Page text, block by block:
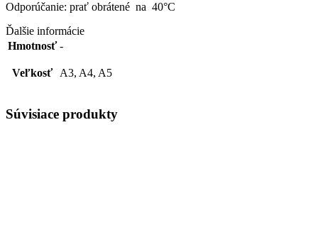
Odporúčanie: prať obrátené na 40°C
Ďalšie informácie
Hmotnosť -
Veľkosť A3, A4, A5
Súvisiace produkty